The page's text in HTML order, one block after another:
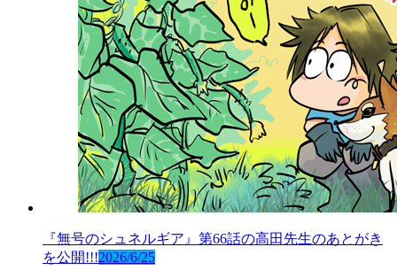
『無号のシュネルギア』第66話の高田先生のあとがき
を公開!!!2026/6/25